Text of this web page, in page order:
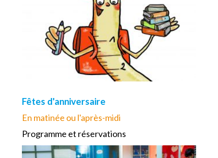
Fêtes d'anniversaire
En matinée ou l'après-midi
Programme et réservations